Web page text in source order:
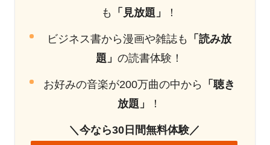
も
「見放題」 ！
ビジネス書から漫画や雑誌も
「読み放
題」の読書体験！
お好みの音楽が200万曲の中から
「聴き
放題」
！
＼今なら30日間無料体験／